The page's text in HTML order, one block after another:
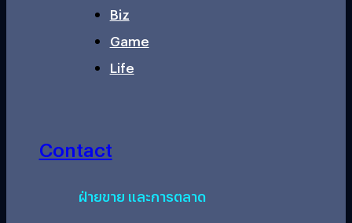
Biz
Game
Life
Contact
ฝ่ายขาย และการตลาด